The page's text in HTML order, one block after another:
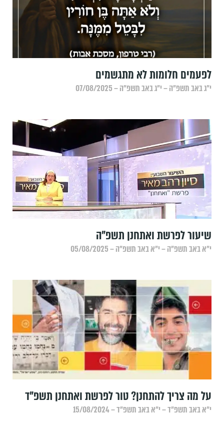
לפעמים חלומות לא מתגשמים
י״ג באב תשפ״ה – י״ג באב תשפ״ה – 07/08/2025
שיעור לפרשת ואתחנן תשפ"ה
י״א באב תשפ״ה – י״א באב תשפ״ה – 05/08/2025
על מה צריך להתחנן? טור לפרשת ואתחנן תשפ"ד
י״א באב תשפ״ד – י״א באב תשפ״ד – 15/08/2024